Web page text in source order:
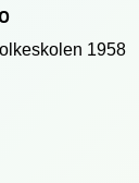
1958